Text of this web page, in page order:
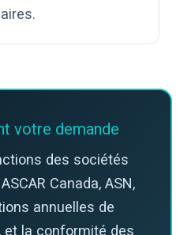
votre demande
des sociétés
Canada, ASN,
annuelles de
et la conformité des